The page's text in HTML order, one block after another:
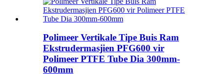
Polimeer Vertikale Tipe Buis Ram
Ekstrudermasjien PFG600 vir
Polimeer PTFE Tube Dia 300mm-
600mm